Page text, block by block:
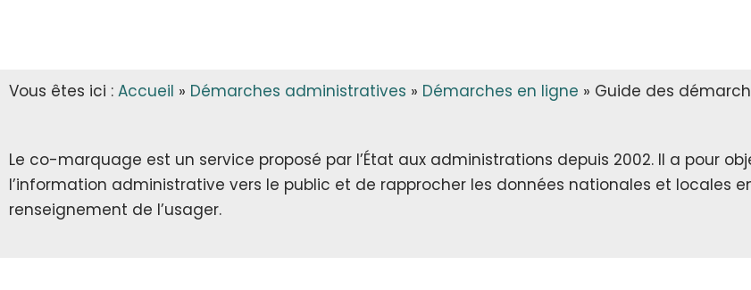
TRANSPORT
INFOS DIVERSES
CITOYENNETÉ
RECENSEMENT CITOYEN
Vous êtes ici : Accueil » Démarches administratives » Démarches en ligne » Guide des
Le co-marquage est un service proposé par l’État aux administrations depuis 2002. Il a pour
l’information administrative vers le public et de rapprocher les données nationales et locales
renseignement de l’usager.